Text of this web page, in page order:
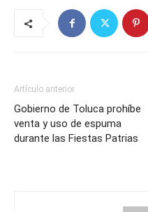
Artículo anterior
Gobierno de Toluca prohíbe
venta y uso de espuma
durante las Fiestas Patrias